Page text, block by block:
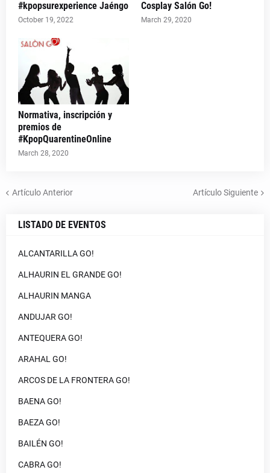
#kpopsurexperience Jaéngo
October 19, 2022
Cosplay Salón Go!
March 29, 2020
Normativa, inscripción y
premios de
#KpopQuarentineOnline
March 28, 2020
Artículo Anterior Artículo Siguiente
LISTADO DE EVENTOS
ALCANTARILLA GO!
ALHAURIN EL GRANDE GO!
ALHAURIN MANGA
ANDUJAR GO!
ANTEQUERA GO!
ARAHAL GO!
ARCOS DE LA FRONTERA GO!
BAENA GO!
BAEZA GO!
BAILÉN GO!
CABRA GO!